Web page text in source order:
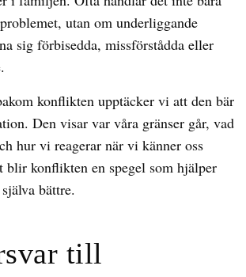
utan om underliggande
sig förbisedda, missförstådda eller
konflikten upptäcker vi att den bär
Den visar var våra gränser går, vad
hur vi reagerar när vi känner oss
blir konflikten en spegel som hjälper
bättre.
till